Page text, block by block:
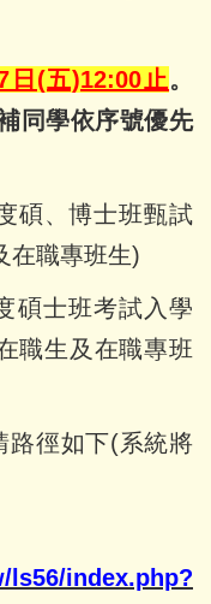
日(五)12:00止。
同學依序號優先
碩、博士班甄試
在職專班生)
碩士班考試入學
職生及在職專班
路徑如下(系統將
ls56/index.php?